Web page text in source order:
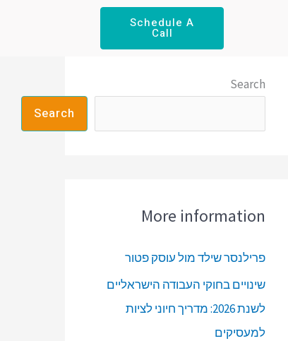
Schedule A
Call
Search
Search
More information
פרילנסר שילד מול עוסק פטור
שינויים בחוקי העבודה הישראליים
לשנת 2026: מדריך חיוני לציות
למעסיקים